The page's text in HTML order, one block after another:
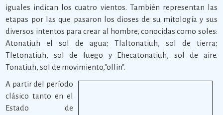
iguales indican los cuatro vientos. También representan las
etapas por las que pasaron los dioses de su mitología y sus
diversos intentos para crear al hombre, conocidas como soles:
Atonatiuh el sol de agua; Tlaltonatiuh, sol de tierra;
Tletonatiuh, sol de fuego y Ehecatonatiuh, sol de aire.
Tonatiuh, sol de movimiento,"ollin".
A partir del período
clásico tanto en el
Estado de